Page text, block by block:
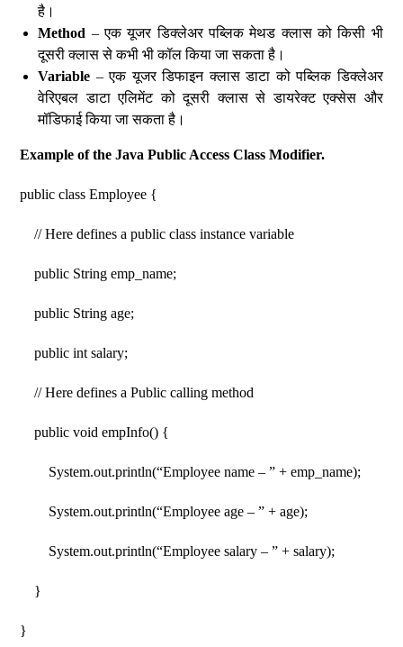
है।
Method – एक यूजर डिक्लेअर पब्लिक मेथड क्लास को किसी भी
दूसरी क्लास से कभी भी कॉल किया जा सकता है।
Variable – एक यूजर डिफाइन क्लास डाटा को पब्लिक डिक्लेअर
वेरिएबल डाटा एलिमेंट को दूसरी क्लास से डायरेक्ट एक्सेस और
मॉडिफाई किया जा सकता है।
Example of the Java Public Access Class Modifier.
public class Employee {
// Here defines a public class instance variable
public String emp_name;
public String age;
public int salary;
// Here defines a Public calling method
public void empInfo() {
System.out.println(“Employee name – ” + emp_name);
System.out.println(“Employee age – ” + age);
System.out.println(“Employee salary – ” + salary);
}
}